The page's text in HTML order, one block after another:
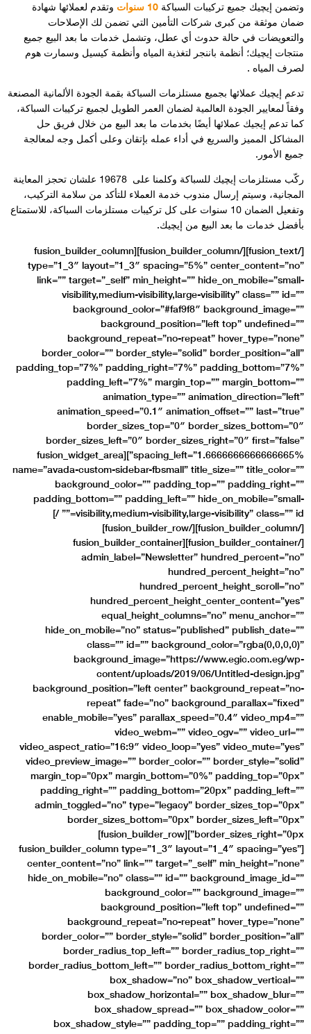
وتقدم لعملائها شهادة
لك الإصلاحات
ما بعد البيع جميع
كيسيل وسمارت هوم
الجودة الألمانية المصنعة
لجميع تركيبات السباكة،
من خلال فريق حل
وعلى أكمل وجه لمعالجة
ركّب مستلزمات إيچيك للسباكة وكلمنا على 19678 علشان تحجز المعاينة
من سلامة التركيب،
مستلزمات السباكة، للاستمتاع
[/fusion_text][/
type=”1_3″
link=””
border_color=””
padding_top=”7%”
spacing_left=”1.6666666666666665%”][fusion_widget_area
name=”avada-custom-
padding_bottom=””
visibility,medium-visibility,large-visibility” class=”” id=”” /]
[/fusion_builder_column][/fusion_builder_row]
[/
class=””
repeat”
margin_top=”0px”
padding_right=””
border_sizes_right=”0px”][fusion_builder_row]
[fusion_builder_column
center_content=”no”
hide_on_mobile=”no”
border_color=””